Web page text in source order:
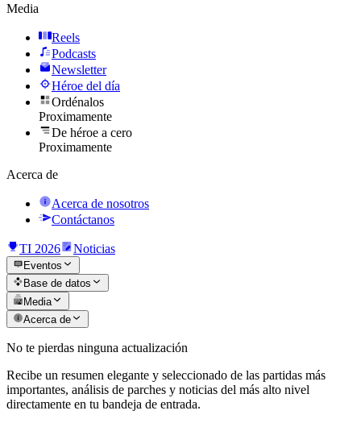
Media
Reels
Podcasts
Newsletter
Héroe del día
Ordénalos
Proximamente
De héroe a cero
Proximamente
Acerca de
Acerca de nosotros
Contáctanos
TI 2026 Noticias
Eventos
Base de datos
Media
Acerca de
No te pierdas ninguna actualización
Recibe un resumen elegante y seleccionado de las partidas más
importantes, análisis de parches y noticias del más alto nivel
directamente en tu bandeja de entrada.